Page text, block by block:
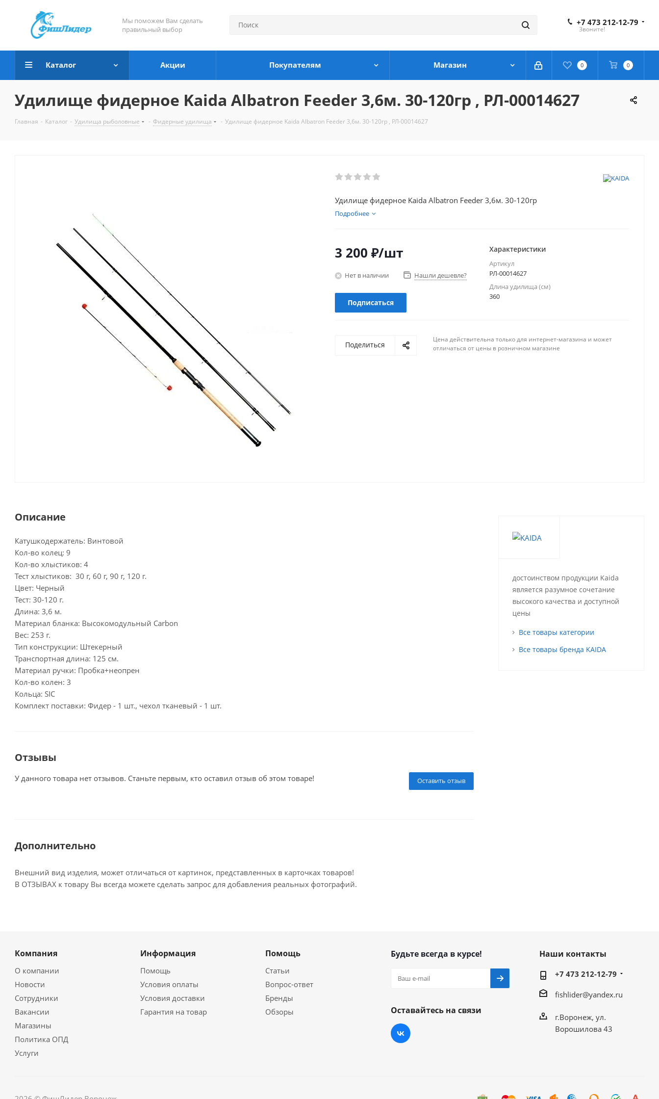
Мы поможем Вам сделать
правильный выбор
+7 473 212-12-79
Звоните!
0 0
Каталог Акции Покупателям Магазин
Удилище фидерное Kaida Albatron Feeder 3,6м. 30-120гр , РЛ-00014627
Главная - Каталог - Удилища рыболовные - Фидерные удилища - Удилище фидерное Kaida Albatron Feeder 3,6м. 30-120гр , РЛ-00014627
Удилище фидерное Kaida Albatron Feeder 3,6м. 30-120гр
Подробнее
3 200 ₽/шт
Нет в наличии Нашли дешевле?
Подписаться
Характеристики
Артикул
РЛ-00014627
Длина удилища (см)
360
Поделиться
Цена действительна только для интернет-магазина и может
отличаться от цены в розничном магазине
Описание
Катушкодержатель: Винтовой
Кол-во колец: 9
Кол-во хлыстиков: 4
Тест хлыстиков: 30 г, 60 г, 90 г, 120 г.
Цвет: Черный
Тест: 30-120 г.
Длина: 3,6 м.
Материал бланка: Высокомодульный Carbon
Вес: 253 г.
Тип конструкции: Штекерный
Транспортная длина: 125 см.
Материал ручки: Пробка+неопрен
Кол-во колен: 3
Кольца: SIC
Комплект поставки: Фидер - 1 шт., чехол тканевый - 1 шт.
Отзывы
Оставить отзыв
У данного товара нет отзывов. Станьте первым, кто оставил отзыв об этом товаре!
Дополнительно
Внешний вид изделия, может отличаться от картинок, представленных в карточках товаров!
В ОТЗЫВАХ к товару Вы всегда можете сделать запрос для добавления реальных фотографий.
достоинством продукции Kaida
является разумное сочетание
высокого качества и доступной
цены
Все товары категории
Все товары бренда KAIDA
Компания
О компании
Новости
Сотрудники
Вакансии
Магазины
Политика ОПД
Услуги
Информация
Помощь
Условия оплаты
Условия доставки
Гарантия на товар
Помощь
Статьи
Вопрос-ответ
Бренды
Обзоры
Будьте всегда в курсе!
Оставайтесь на связи
Наши контакты
+7 473 212-12-79
fishlider@yandex.ru
г.Воронеж, ул.
Ворошилова 43